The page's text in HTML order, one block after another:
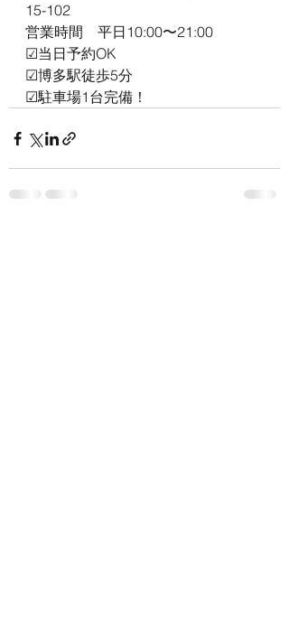
15-102
営業時間　平日10:00〜21:00
☑︎当日予約OK
☑︎博多駅徒歩5分
☑︎駐車場1台完備！